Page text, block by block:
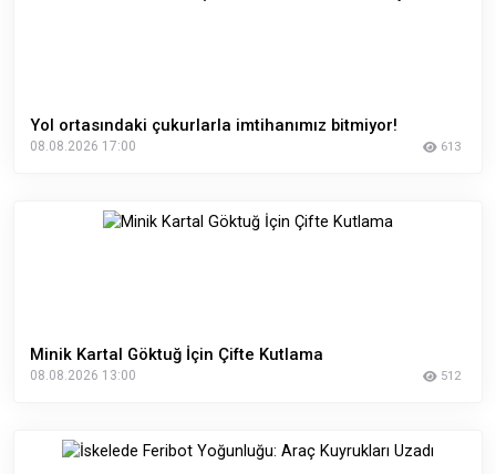
Yol ortasındaki çukurlarla imtihanımız bitmiyor!
08.08.2026 17:00 613
Minik Kartal Göktuğ İçin Çifte Kutlama
08.08.2026 13:00 512